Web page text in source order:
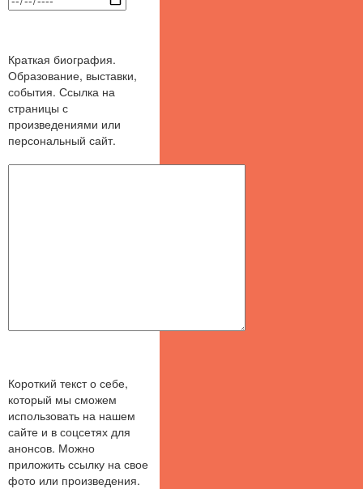
Краткая биография.
Образование, выставки,
события. Ссылка на
страницы с
произведениями или
персональный сайт.
Короткий текст о себе,
который мы сможем
использовать на нашем
сайте и в соцсетях для
анонсов. Можно
приложить ссылку на свое
фото или произведения.